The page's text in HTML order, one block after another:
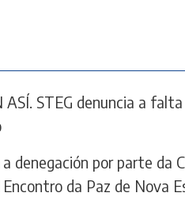
ASÍ. STEG denuncia a
denegación por parte da
da Paz de Nova